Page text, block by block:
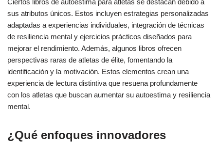
sus atributos únicos. Estos incluyen estrategias personalizadas
adaptadas a experiencias individuales, integración de técnicas
de resiliencia mental y ejercicios prácticos diseñados para
mejorar el rendimiento. Además, algunos libros ofrecen
perspectivas raras de atletas de élite, fomentando la
identificación y la motivación. Estos elementos crean una
experiencia de lectura distintiva que resuena profundamente
con los atletas que buscan aumentar su autoestima y resiliencia
mental.
¿Qué enfoques innovadores